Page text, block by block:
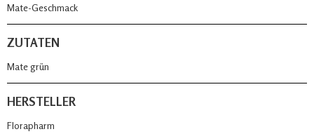
Mate-Geschmack
ZUTATEN
Mate grün
HERSTELLER
Florapharm